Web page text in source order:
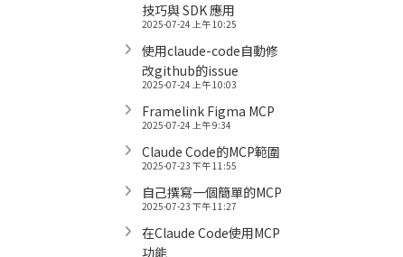
技巧與 SDK 應用
2025-07-24 上午 10:25
使用claude-code自動修
改github的issue
2025-07-24 上午 10:03
Framelink Figma MCP
2025-07-24 上午 9:34
Claude Code的MCP範圍
2025-07-23 下午 11:55
自己撰寫一個簡單的MCP
2025-07-23 下午 11:27
在Claude Code使用MCP
功能